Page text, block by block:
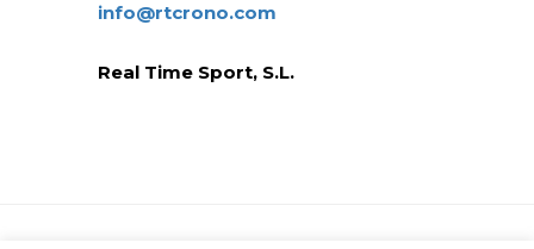
info@rtcrono.com
Real Time Sport, S.L.